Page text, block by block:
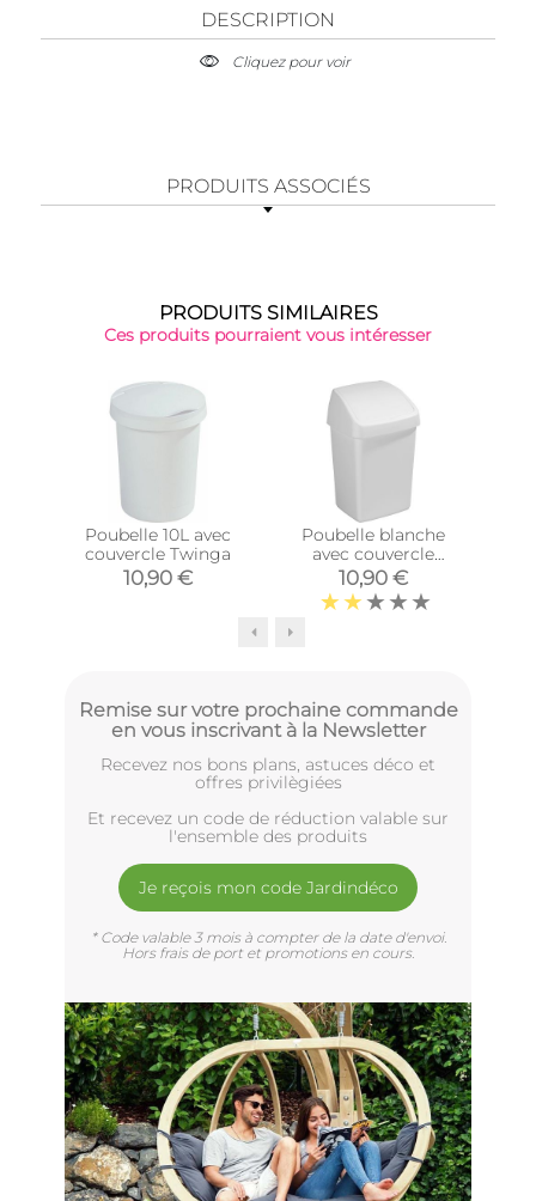
DESCRIPTION
Cliquez pour voir
PRODUITS ASSOCIÉS
PRODUITS SIMILAIRES
Ces produits pourraient vous intéresser
Poubelle 10L avec
couvercle Twinga
10,90 €
Poubelle blanche
avec couvercle
basculant Delta (10
litres)
10,90 €
Remise sur votre prochaine commande
en vous inscrivant à la Newsletter
Recevez nos bons plans, astuces déco et
offres privilègiées
Et recevez un code de réduction valable sur
l'ensemble des produits
Je reçois mon code Jardindéco
* Code valable 3 mois à compter de la date d'envoi.
Hors frais de port et promotions en cours.